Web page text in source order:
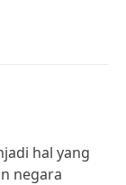
hal yang
negara